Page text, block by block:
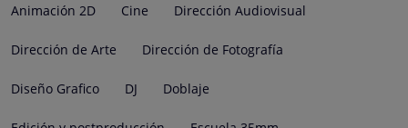
Animación 2D Cine Dirección Audiovisual
Dirección de Arte Dirección de Fotografía
Diseño Grafico DJ Doblaje